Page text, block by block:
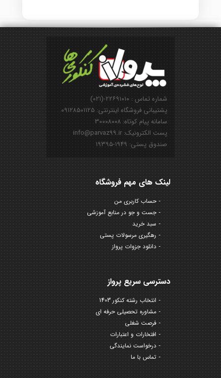
شماره تماس : ۲۲۶۹۱۰۱۰-(۰۲۱)
پشتیبانی فروشگاه اینترنتی: ۰۹۱۲۸۵۰۱۱۲۵
سامانه پیام کوتاه: ۳۰۰۰۸۰۰۸
پست الکترونیک: info@parvaz99.ir
صندوق پستی: ۱۹۴۹-۱۹۳۹۵
لینک های مهم فروشگاه
حساب کاربری من
جست و جو در منابع آموزشی
سبد خرید
رهگیری مرسولات پستی
دانلود جزوات پرواز
دسترسی سریع پرواز
انتخاب رشته کنکور 1403
مشاوره تحصیلی حرفه ای
فرصت شغلی
افتخارات و اعتبارات
درخواست نمایندگی
تماس با ما